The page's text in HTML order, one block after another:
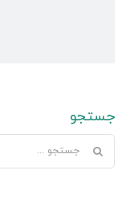
جستجو
جستجو
برای: